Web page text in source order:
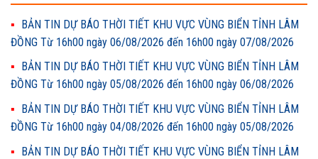
BẢN TIN DỰ BÁO THỜI TIẾT KHU VỰC VÙNG BIỂN TỈNH LÂM
ĐỒNG Từ 16h00 ngày 06/08/2026 đến 16h00 ngày 07/08/2026
BẢN TIN DỰ BÁO THỜI TIẾT KHU VỰC VÙNG BIỂN TỈNH LÂM
ĐỒNG Từ 16h00 ngày 05/08/2026 đến 16h00 ngày 06/08/2026
BẢN TIN DỰ BÁO THỜI TIẾT KHU VỰC VÙNG BIỂN TỈNH LÂM
ĐỒNG Từ 16h00 ngày 04/08/2026 đến 16h00 ngày 05/08/2026
BẢN TIN DỰ BÁO THỜI TIẾT KHU VỰC VÙNG BIỂN TỈNH LÂM